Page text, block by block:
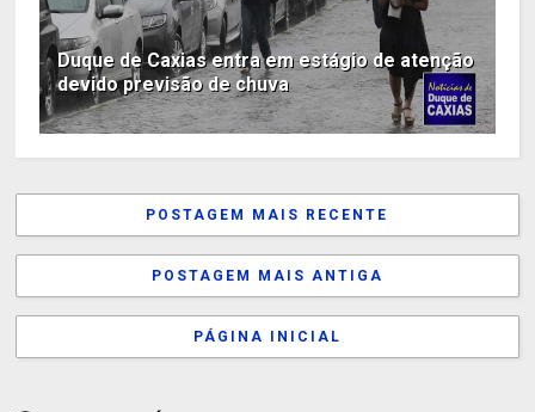
Duque de Caxias entra em estágio de atenção
devido previsão de chuva
POSTAGEM MAIS RECENTE
POSTAGEM MAIS ANTIGA
PÁGINA INICIAL